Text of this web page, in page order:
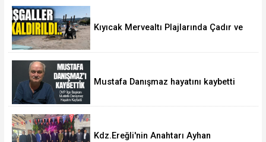
Kıyıcak Mervealtı Plajlarında Çadır ve
Mustafa Danışmaz hayatını kaybetti
Kdz.Ereğli'nin Anahtarı Ayhan